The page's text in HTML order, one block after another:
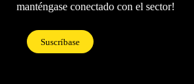
manténgase conectado con el sector!
Suscríbase